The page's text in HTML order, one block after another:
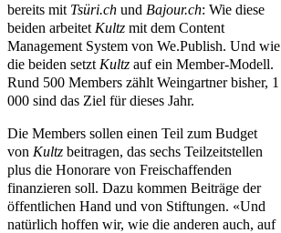
bereits mit Tsüri.ch und Bajour.ch: Wie diese
beiden arbeitet Kultz mit dem Content
Management System von We.Publish. Und wie
die beiden setzt Kultz auf ein Member-Modell.
Rund 500 Members zählt Weingartner bisher, 1
000 sind das Ziel für dieses Jahr.
Die Members sollen einen Teil zum Budget
von Kultz beitragen, das sechs Teilzeitstellen
plus die Honorare von Freischaffenden
finanzieren soll. Dazu kommen Beiträge der
öffentlichen Hand und von Stiftungen. «Und
natürlich hoffen wir, wie die anderen auch, auf